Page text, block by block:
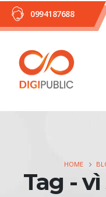
0994187688
HOME
Tag - vì